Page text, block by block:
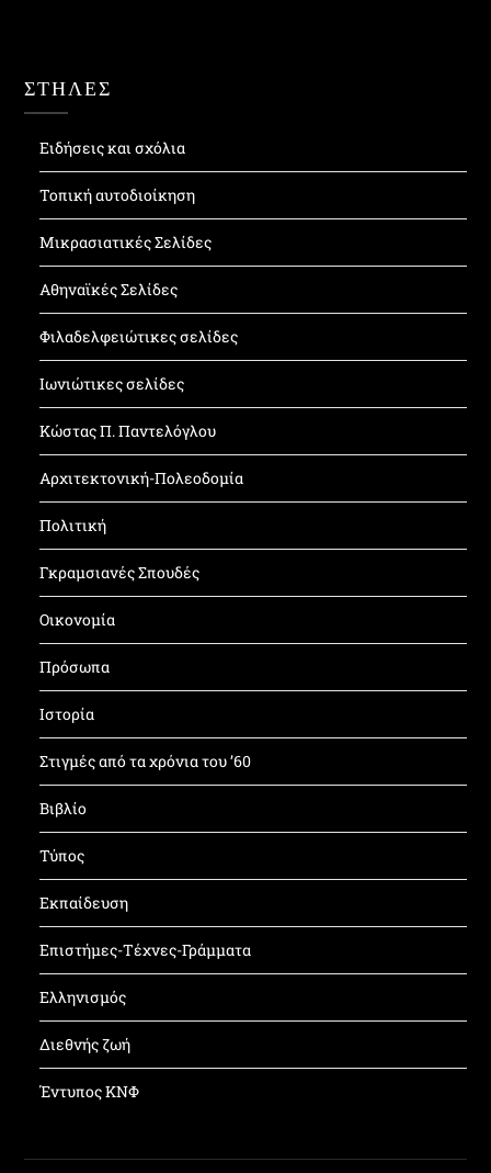
ΣΤΗΛΕΣ
Ειδήσεις και σχόλια
Τοπική αυτοδιοίκηση
Μικρασιατικές Σελίδες
Αθηναϊκές Σελίδες
Φιλαδελφειώτικες σελίδες
Ιωνιώτικες σελίδες
Κώστας Π. Παντελόγλου
Αρχιτεκτονική-Πολεοδομία
Πολιτική
Γκραμσιανές Σπουδές
Οικονομία
Πρόσωπα
Ιστορία
Στιγμές από τα χρόνια του ’60
Βιβλίο
Τύπος
Εκπαίδευση
Επιστήμες-Τέχνες-Γράμματα
Ελληνισμός
Διεθνής ζωή
Έντυπος ΚΝΦ